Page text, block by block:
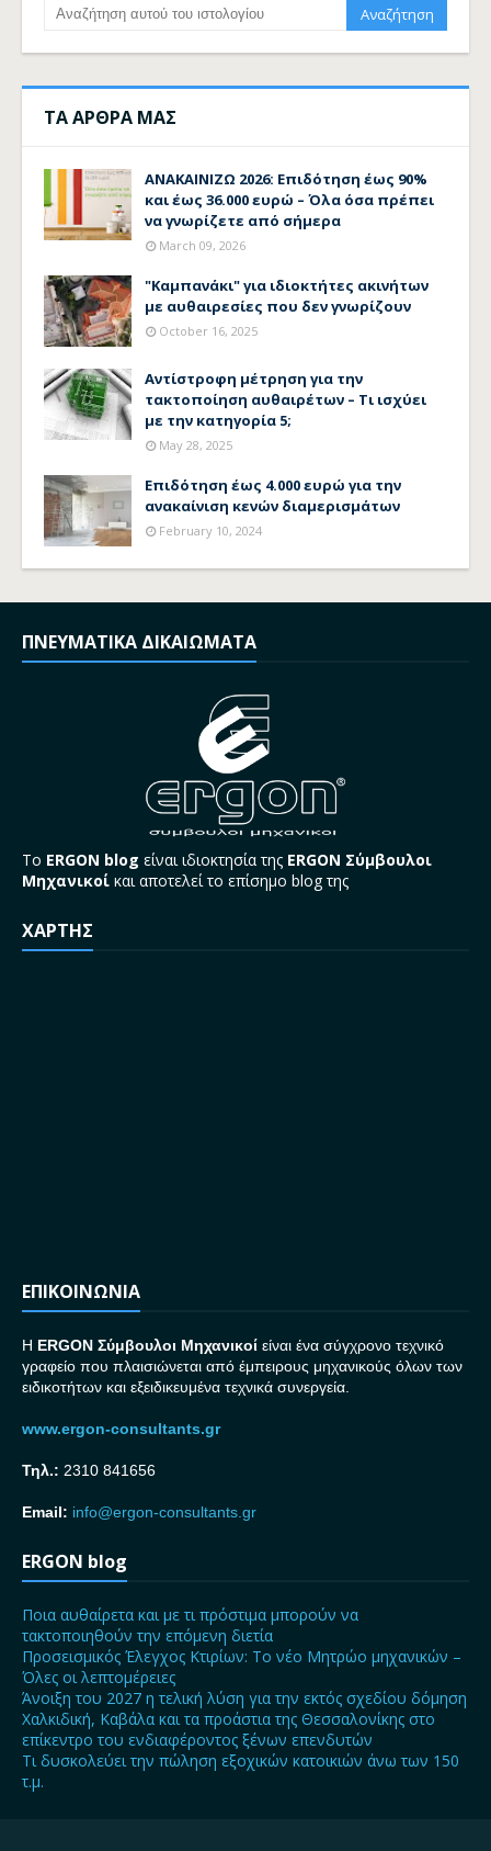
ΤΑ ΑΡΘΡΑ ΜΑΣ
ΑΝΑΚΑΙΝΙΖΩ 2026: Επιδότηση έως 90%
και έως 36.000 ευρώ – Όλα όσα πρέπει
να γνωρίζετε από σήμερα
March 09, 2026
"Καμπανάκι" για ιδιοκτήτες ακινήτων
με αυθαιρεσίες που δεν γνωρίζουν
October 16, 2025
Αντίστροφη μέτρηση για την
τακτοποίηση αυθαιρέτων – Τι ισχύει
με την κατηγορία 5;
May 28, 2025
Επιδότηση έως 4.000 ευρώ για την
ανακαίνιση κενών διαμερισμάτων
February 10, 2024
ΠΝΕΥΜΑΤΙΚΑ ΔΙΚΑΙΩΜΑΤΑ
Το ERGON blog είναι ιδιοκτησία της ERGON Σύμβουλοι
Μηχανικοί και αποτελεί το επίσημο blog της
ΧΑΡΤΗΣ
ΕΠΙΚΟΙΝΩΝΙΑ
H ERGON Σύμβουλοι Μηχανικοί είναι ένα σύγχρονο τεχνικό
γραφείο που πλαισιώνεται από έμπειρους μηχανικούς όλων των
ειδικοτήτων και εξειδικευμένα τεχνικά συνεργεία.
www.ergon-consultants.gr
Τηλ.: 2310 841656
Email: info@ergon-consultants.gr
ERGON blog
Ποια αυθαίρετα και με τι πρόστιμα μπορούν να
τακτοποιηθούν την επόμενη διετία
Προσεισμικός Έλεγχος Κτιρίων: Το νέο Μητρώο μηχανικών –
Όλες οι λεπτομέρειες
Άνοιξη του 2027 η τελική λύση για την εκτός σχεδίου δόμηση
Χαλκιδική, Καβάλα και τα προάστια της Θεσσαλονίκης στο
επίκεντρο του ενδιαφέροντος ξένων επενδυτών
Τι δυσκολεύει την πώληση εξοχικών κατοικιών άνω των 150
τ.μ.